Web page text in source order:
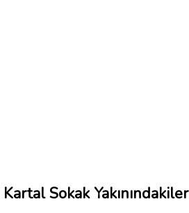
Kartal Sokak Yakınındakiler